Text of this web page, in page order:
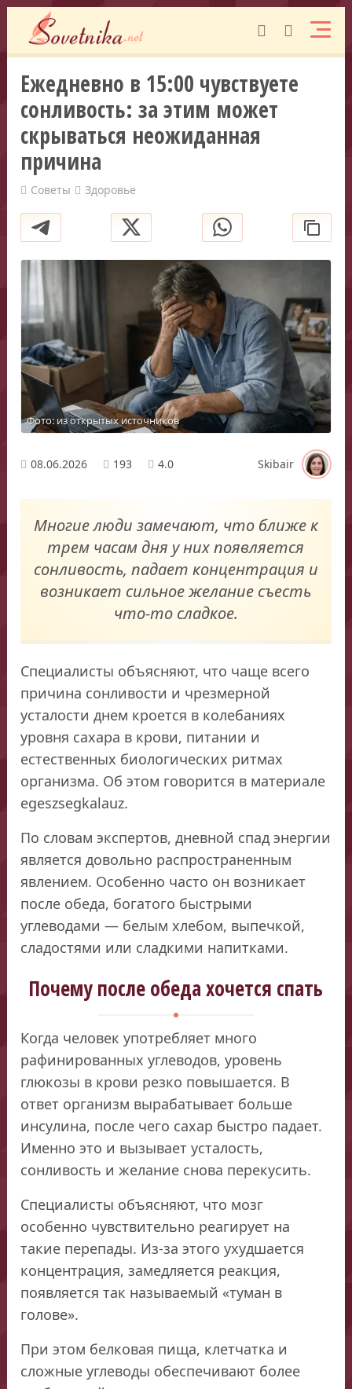
Ежедневно в 15:00 чувствуете
сонливость: за этим может
скрываться неожиданная
причина
Советы Здоровье
Фото: из открытых источников
08.06.2026 193 4.0 Skibair
Многие люди замечают, что ближе к
трем часам дня у них появляется
сонливость, падает концентрация и
возникает сильное желание съесть
что-то сладкое.
Специалисты объясняют, что чаще всего
причина сонливости и чрезмерной
усталости днем кроется в колебаниях
уровня сахара в крови, питании и
естественных биологических ритмах
организма. Об этом говорится в материале
egeszsegkalauz.
По словам экспертов, дневной спад энергии
является довольно распространенным
явлением. Особенно часто он возникает
после обеда, богатого быстрыми
углеводами — белым хлебом, выпечкой,
сладостями или сладкими напитками.
Почему после обеда хочется спать
Когда человек употребляет много
рафинированных углеводов, уровень
глюкозы в крови резко повышается. В
ответ организм вырабатывает больше
инсулина, после чего сахар быстро падает.
Именно это и вызывает усталость,
сонливость и желание снова перекусить.
Специалисты объясняют, что мозг
особенно чувствительно реагирует на
такие перепады. Из-за этого ухудшается
концентрация, замедляется реакция,
появляется так называемый «туман в
голове».
При этом белковая пища, клетчатка и
сложные углеводы обеспечивают более